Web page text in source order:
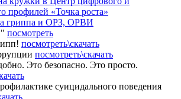
профилей «Точка роста»
гриппа и ОРЗ, ОРВИ
посмотреть
посмотреть\скачать
посмотреть\скачать
Это безопасно. Это просто.
суицидального поведения